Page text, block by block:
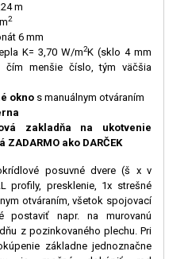
m
2
6 mm
K= 3,70 W/m2K (sklo 4 mm
čím menšie číslo, tým väčšia
okno s manuálnym otváraním
zakladňa na ukotvenie
ako DARČEK
posuvné dvere (š x v
profily, presklenie, 1x strešné
otváraním, všetok spojovací
postaviť napr. na murovanú
z pozinkovaného plechu. Pri
základne jednoznačne